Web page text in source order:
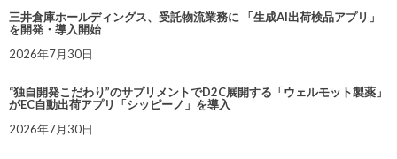
三井倉庫ホールディングス、受託物流業務に 「生成AI出荷検品アプリ」
を開発・導入開始
2026年7月30日
“独自開発こだわり”のサプリメントでD2C展開する「ウェルモット製薬」
がEC自動出荷アプリ「シッピーノ」を導入
2026年7月30日